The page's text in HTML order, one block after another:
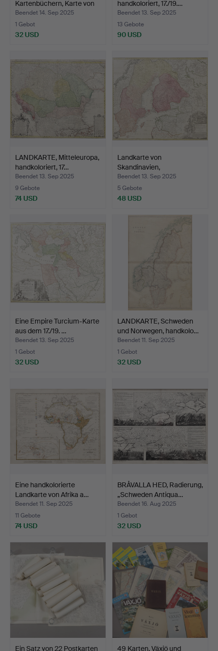
Kartenbüchern, Karte von
Sc…
Beendet 14. Sep 2025
1 Gebot
32 USD
handkoloriert, 17./19.…
Beendet 13. Sep 2025
13 Gebote
90 USD
LANDKARTE, Mitteleuropa,
handkoloriert, 17…
Beendet 13. Sep 2025
9 Gebote
74 USD
Landkarte von
Skandinavien,
handkoloriert,…
Beendet 13. Sep 2025
5 Gebote
48 USD
Eine Empire Turcium-Karte
aus dem 17./19. …
Beendet 13. Sep 2025
1 Gebot
32 USD
LANDKARTE, Schweden
und Norwegen, handkolo…
Beendet 11. Sep 2025
1 Gebot
32 USD
Eine handkolorierte
Landkarte von Afrika a…
Beendet 11. Sep 2025
11 Gebote
74 USD
BRÅVALLA HED, Radierung,
„Schweden Antiqua…
Beendet 16. Aug 2025
1 Gebot
32 USD
Ein Satz von 22 Postkarten
49 Karten, Växjö und